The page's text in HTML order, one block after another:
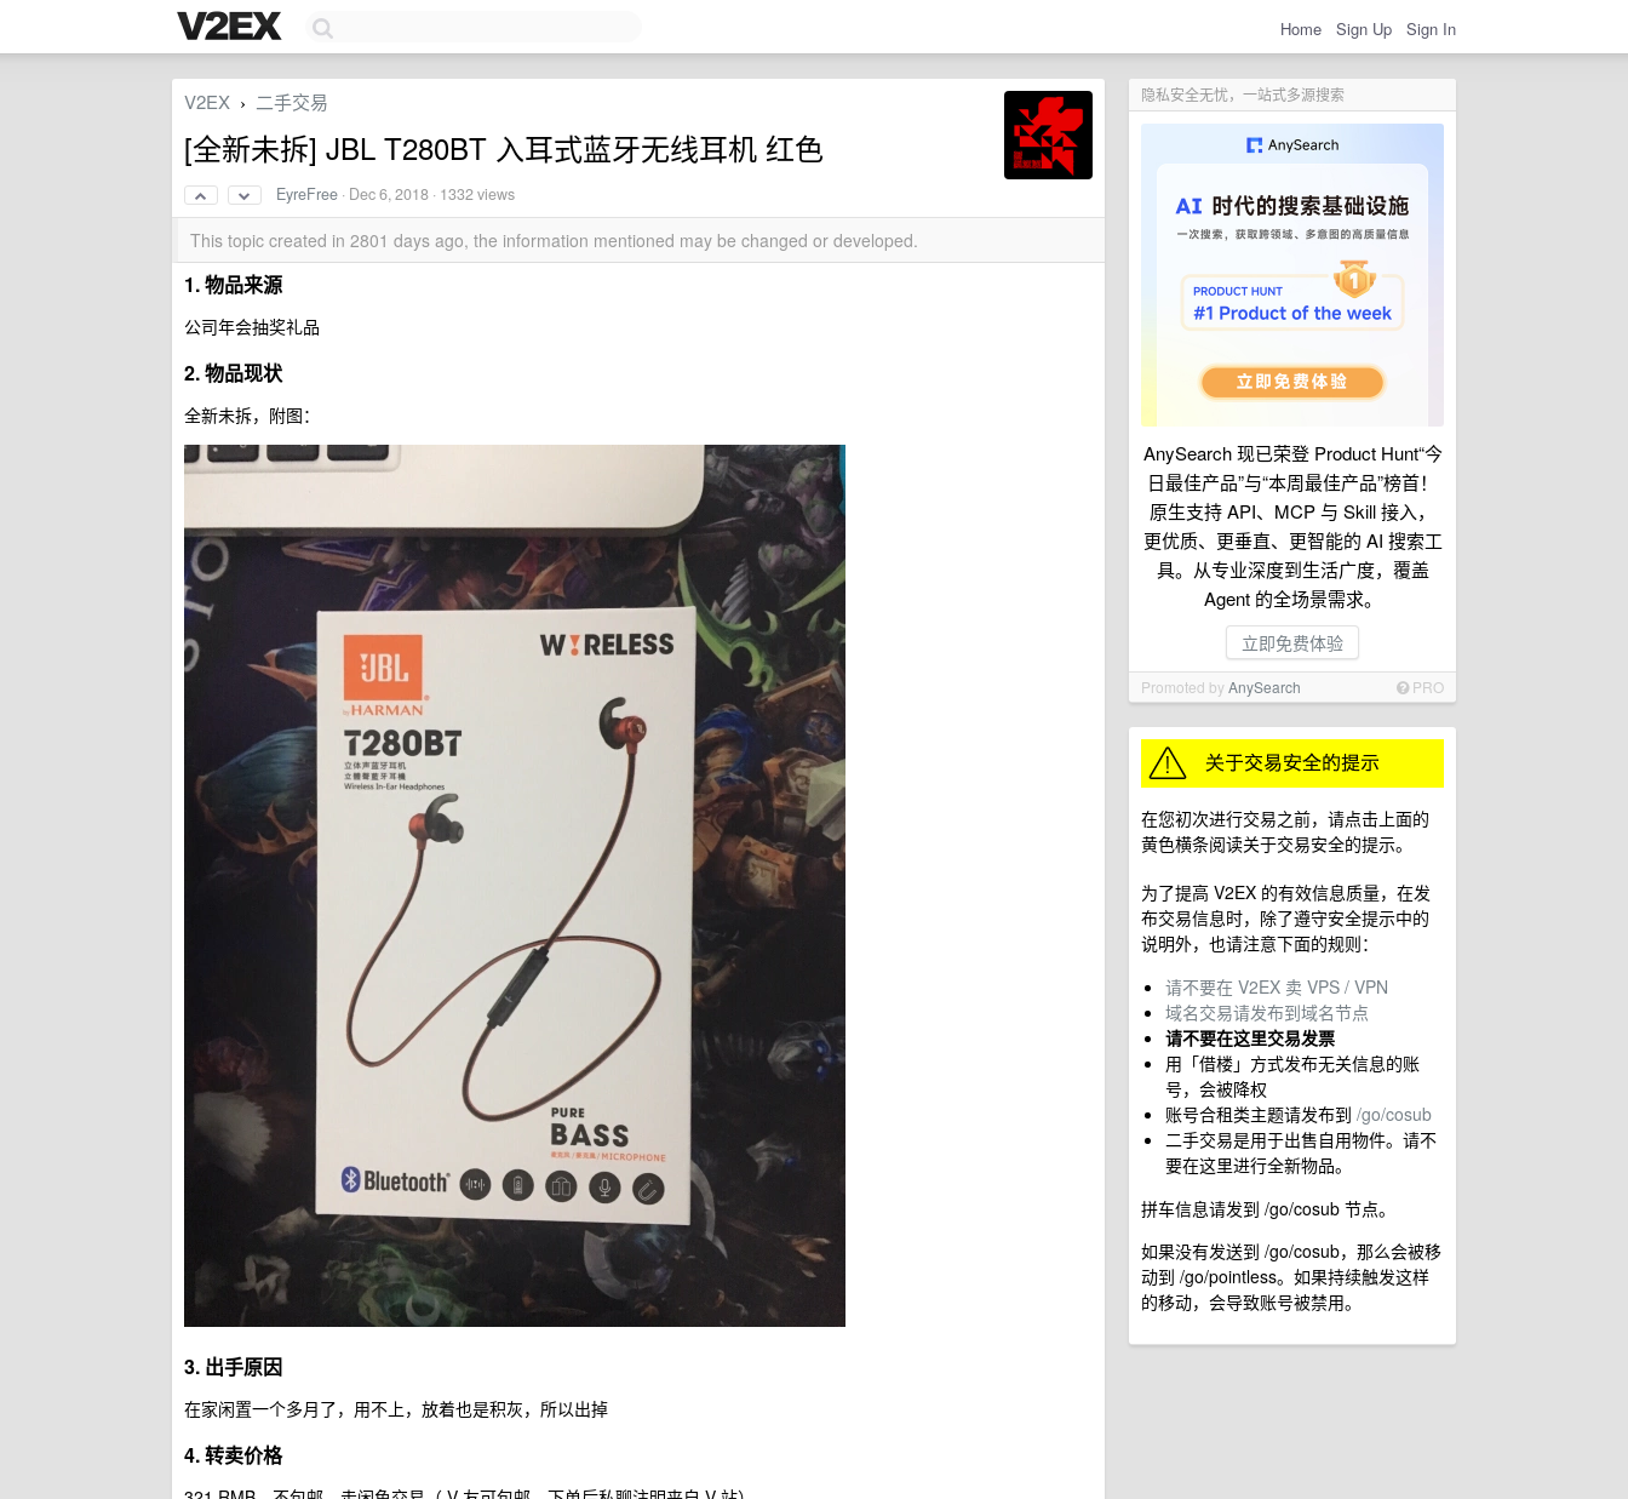
Home Sign Up Sign In
隐私安全无忧，一站式多源搜索
AnySearch 现已荣登 Product Hunt“今
日最佳产品”与“本周最佳产品”榜首！
原生支持 API、MCP 与 Skill 接入，
更优质、更垂直、更智能的 AI 搜索工
具。从专业深度到生活广度，覆盖
Agent 的全场景需求。
立即免费体验
Promoted byAnySearch PRO
在您初次进行交易之前，请点击上面的
黄色横条阅读关于交易安全的提示。
为了提高 V2EX 的有效信息质量，在发
布交易信息时，除了遵守安全提示中的
说明外，也请注意下面的规则：
请不要在 V2EX 卖 VPS / VPN
域名交易请发布到域名节点
请不要在这里交易发票
用「借楼」方式发布无关信息的账
号，会被降权
账号合租类主题请发布到 /go/cosub
二手交易是用于出售自用物件。请不
要在这里进行全新物品。
拼车信息请发到 /go/cosub 节点。
如果没有发送到 /go/cosub，那么会被移
动到 /go/pointless。如果持续触发这样
的移动，会导致账号被禁用。
V2EX › 二手交易
[全新未拆] JBL T280BT 入耳式蓝牙无线耳机 红色
EyreFree · Dec 6, 2018 · 1332 views
This topic created in 2801 days ago, the information mentioned may be changed or developed.
1. 物品来源
公司年会抽奖礼品
2. 物品现状
全新未拆，附图：
3. 出手原因
在家闲置一个多月了，用不上，放着也是积灰，所以出掉
4. 转卖价格